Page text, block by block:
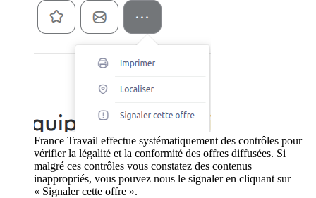
France Travail effectue systématiquement des contrôles pour
vérifier la légalité et la conformité des offres diffusées. Si
malgré ces contrôles vous constatez des contenus
inappropriés, vous pouvez nous le signaler en cliquant sur
« Signaler cette offre ».